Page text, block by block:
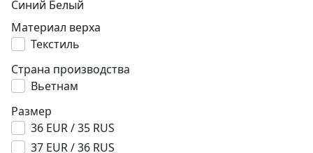
Синий Белый
Материал верха
Текстиль
Страна производства
Вьетнам
Размер
36 EUR / 35 RUS
37 EUR / 36 RUS